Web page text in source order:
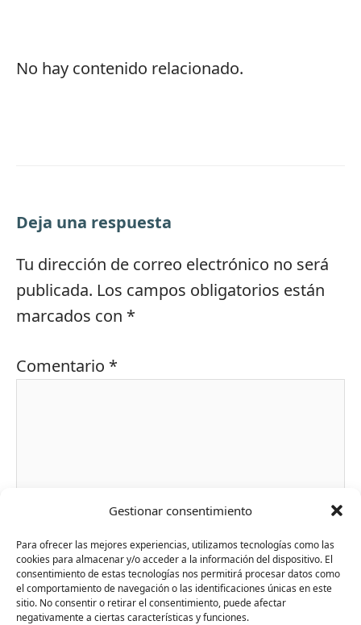
Gestionar consentimiento
Para ofrecer las mejores experiencias, utilizamos tecnologías como las
cookies para almacenar y/o acceder a la información del dispositivo. El
consentimiento de estas tecnologías nos permitirá procesar datos como
el comportamiento de navegación o las identificaciones únicas en este
sitio. No consentir o retirar el consentimiento, puede afectar
negativamente a ciertas características y funciones.
No hay contenido relacionado.
Deja una respuesta
Tu dirección de correo electrónico no será
publicada. Los campos obligatorios están
marcados con *
Comentario *
Nombre*